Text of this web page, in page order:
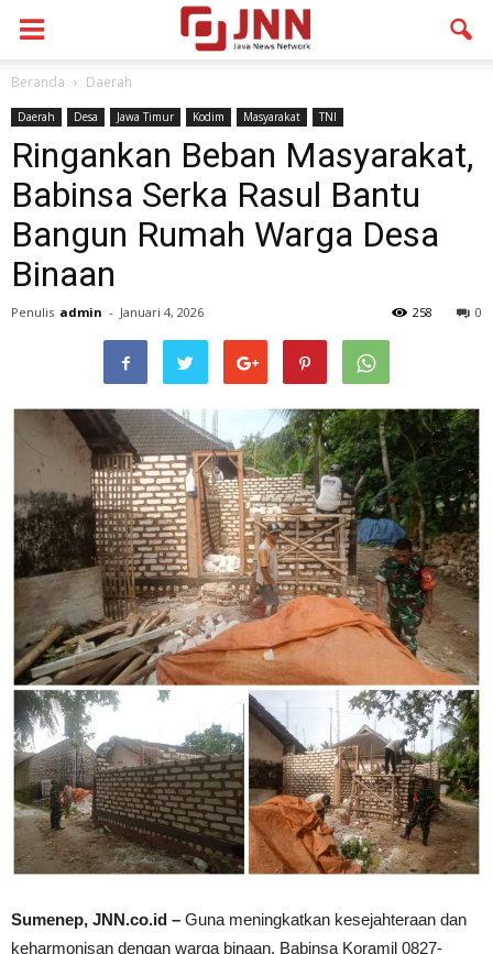
Beranda Daerah
Daerah Desa Jawa Timur Kodim Masyarakat TNI
Ringankan Beban Masyarakat,
Babinsa Serka Rasul Bantu
Bangun Rumah Warga Desa
Binaan
Penulis admin - Januari 4, 2026 0
258
Sumenep, JNN.co.id – Guna meningkatkan kesejahteraan dan
keharmonisan dengan warga binaan, Babinsa Koramil 0827-